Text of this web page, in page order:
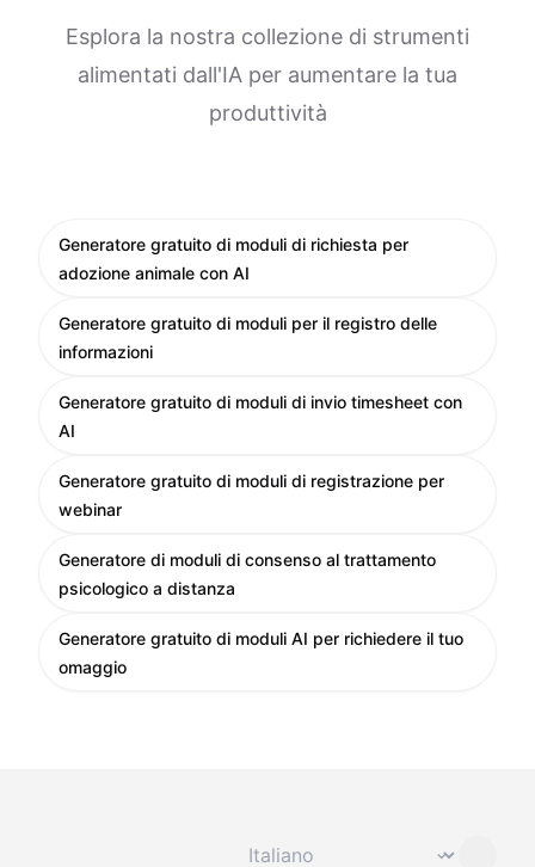
Esplora la nostra collezione di strumenti
alimentati dall'IA per aumentare la tua
produttività
Generatore gratuito di moduli di richiesta per
adozione animale con AI
Generatore gratuito di moduli per il registro delle
informazioni
Generatore gratuito di moduli di invio timesheet con
AI
Generatore gratuito di moduli di registrazione per
webinar
Generatore di moduli di consenso al trattamento
psicologico a distanza
Generatore gratuito di moduli AI per richiedere il tuo
omaggio
⌄